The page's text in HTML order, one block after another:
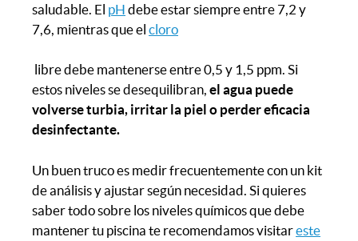
saludable. El pH debe estar siempre entre 7,2 y
7,6, mientras que el cloro
libre debe mantenerse entre 0,5 y 1,5 ppm. Si
estos niveles se desequilibran, el agua puede
volverse turbia, irritar la piel o perder eficacia
desinfectante.
Un buen truco es medir frecuentemente con un kit
de análisis y ajustar según necesidad. Si quieres
saber todo sobre los niveles químicos que debe
mantener tu piscina te recomendamos visitareste